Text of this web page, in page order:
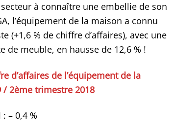
secteur à connaître une embellie de son
l’équipement de la maison a connu
(+1,6 % de chiffre d’affaires), avec une
de meuble, en hausse de 12,6 % !
d’affaires de l’équipement de la
2ème trimestre 2018
– 0,4 %